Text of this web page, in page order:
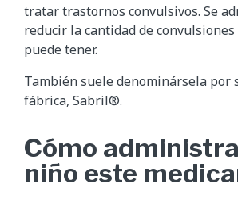
tratar trastornos convulsivos. Se
reducir la cantidad de
puede tener.
También suele denominársela por
fábrica, Sabril®.
Cómo
niño este